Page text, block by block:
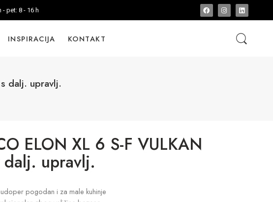
- pet: 8 - 16 h
INSPIRACIJA KONTAKT
dalj. upravlj.
ELON XL 6 S-F VULKAN
dalj. upravlj.
pogodan i za male kuhinje